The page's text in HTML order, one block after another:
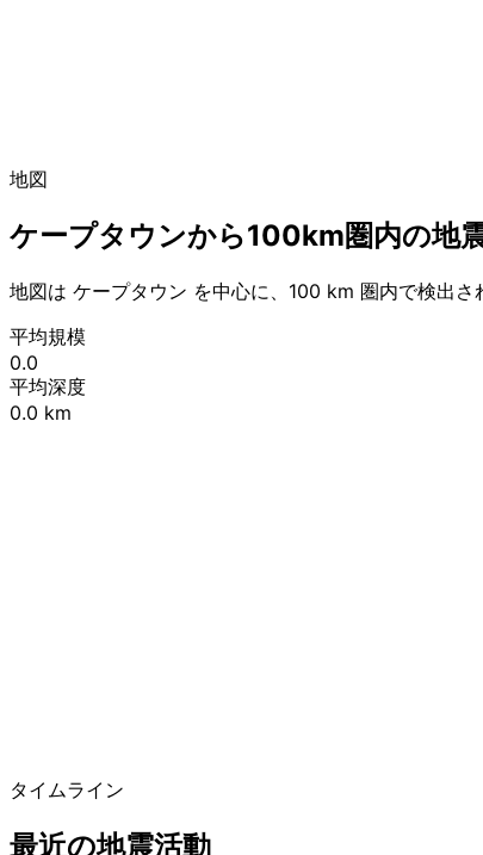
地図
ケープタウンから100km圏内の地
地図は ケープタウン を中心に、100 km 圏内で検出さ
平均規模
0.0
平均深度
0.0 km
タイムライン
最近の地震活動